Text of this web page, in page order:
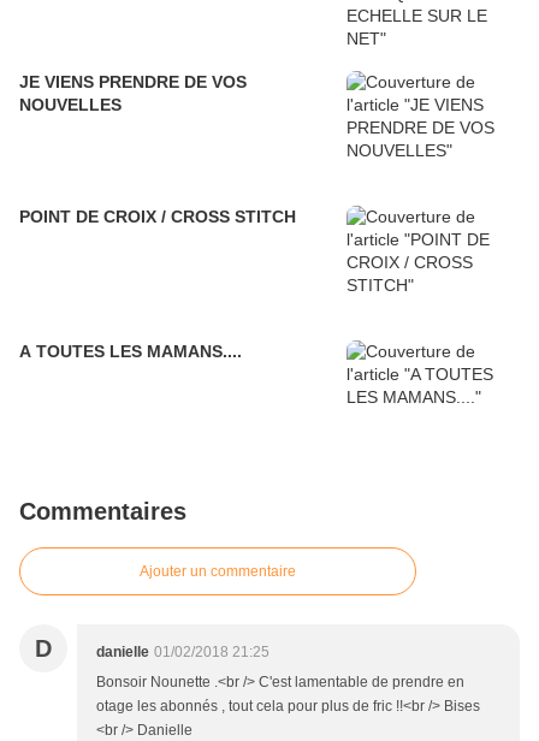
JE VIENS PRENDRE DE VOS
NOUVELLES
POINT DE CROIX / CROSS STITCH
A TOUTES LES MAMANS....
Commentaires
Ajouter un commentaire
D danielle 01/02/2018 21:25
Bonsoir Nounette .<br /> C'est lamentable de prendre en
otage les abonnés , tout cela pour plus de fric !!<br /> Bises
<br /> Danielle